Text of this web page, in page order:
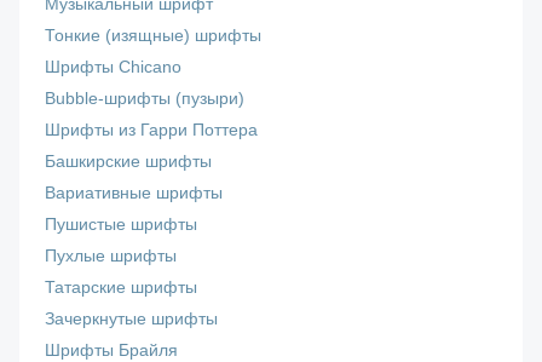
Музыкальный шрифт
Тонкие (изящные) шрифты
Шрифты Chicano
Bubble-шрифты (пузыри)
Шрифты из Гарри Поттера
Башкирские шрифты
Вариативные шрифты
Пушистые шрифты
Пухлые шрифты
Татарские шрифты
Зачеркнутые шрифты
Шрифты Брайля